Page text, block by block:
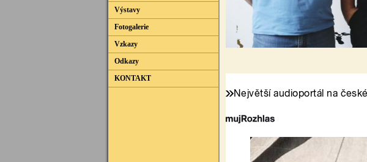
Výstavy
Fotogalerie
Vzkazy
Odkazy
KONTAKT